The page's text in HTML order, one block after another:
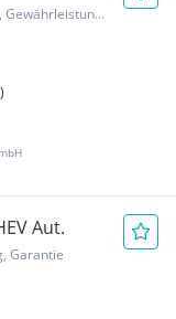
Hybrid Elektro/Diesel, Automatik, gültiges Pickerl, Gewährleistung, Garantie
Aut.
Garantie